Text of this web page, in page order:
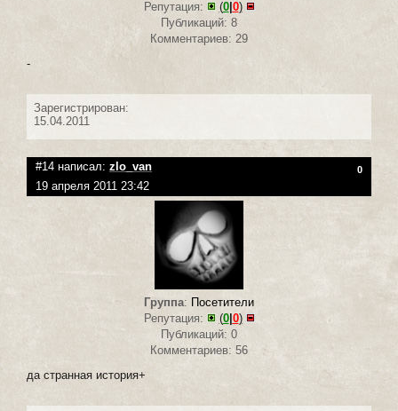
Репутация:
(0| 0)
Публикаций: 8
Комментариев: 29
-
Зарегистрирован:
15.04.2011
#14 написал: zlo_van 0
19 апреля 2011 23:42
Группа: Посетители
Репутация:
(0| 0)
Публикаций: 0
Комментариев: 56
да странная история+